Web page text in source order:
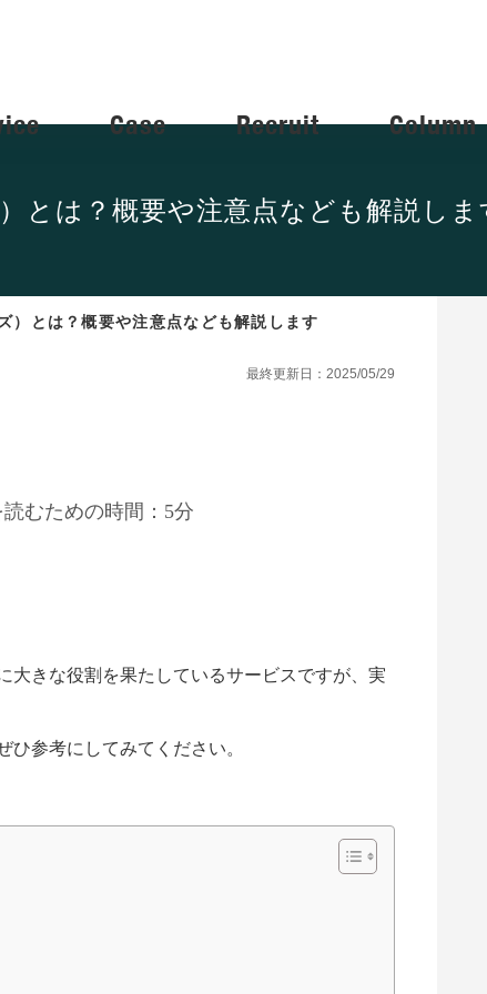
Case Recruit Column
とは？概要や注意点なども解説しま
）とは？概要や注意点なども解説します
最終更新日：2025/05/29
むための時間：5分
大きな役割を果たしているサービスですが、実
ひ参考にしてみてください。